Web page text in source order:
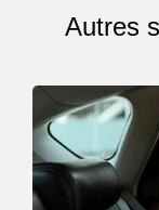
Autres